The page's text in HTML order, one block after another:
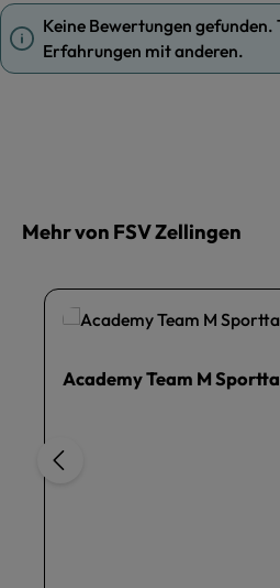
Keine Bewertungen gefunden.
Erfahrungen mit anderen.
Mehr von FSV Zellingen
Academy Team M